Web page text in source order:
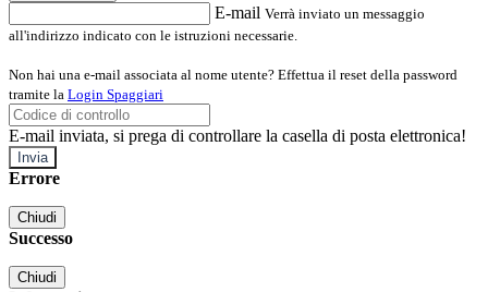
E-mail Verrà inviato un messaggio
all'indirizzo indicato con le istruzioni necessarie.
Non hai una e-mail associata al nome utente? Effettua il reset della password
tramite la Login Spaggiari
E-mail inviata, si prega di controllare la casella di posta elettronica!
Errore
Chiudi
Successo
Chiudi